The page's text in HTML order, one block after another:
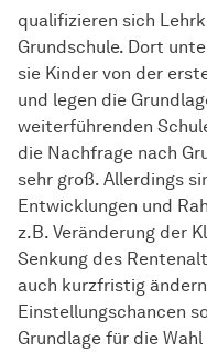
qualifizieren sich
Grundschule. Dort
sie Kinder von der
und legen die
weiterführenden
die Nachfrage nach
sehr groß. Allerdings
Entwicklungen und
z.B. Veränderung der
Senkung des
auch kurzfristig
Einstellungschancen
Grundlage für die